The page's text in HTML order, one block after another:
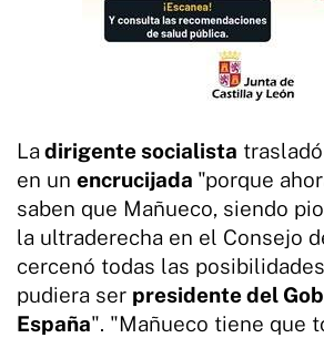
La dirigente socialista
en un encrucijada "porque
saben que Mañueco, siendo
la ultraderecha en el Consejo
cercenó todas las
pudiera ser presidente del
España". "Mañueco tiene que